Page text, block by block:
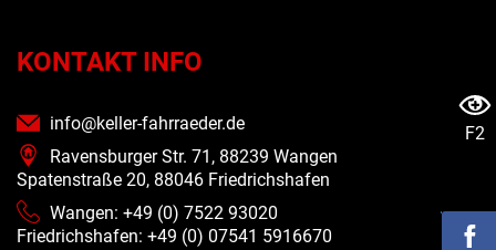
KONTAKT INFO
info@keller-fahrraeder.de
Ravensburger Str. 71, 88239 Wangen
Spatenstraße 20, 88046 Friedrichshafen
Wangen: +49 (0) 7522 93020
Friedrichshafen: +49 (0) 07541 5916670
F2